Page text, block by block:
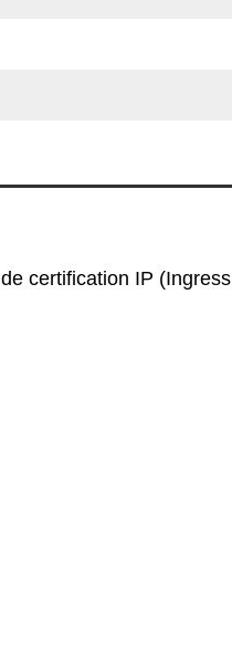
certification IP (Ingress